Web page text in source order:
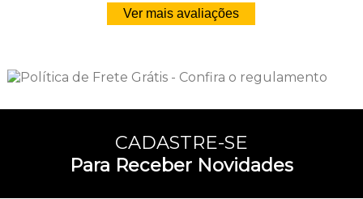
Ver mais avaliações
CADASTRE-SE
Para Receber Novidades